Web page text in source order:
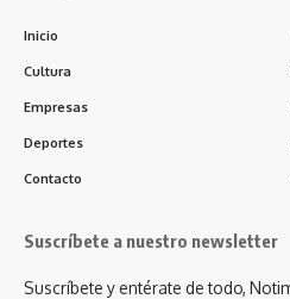
Inicio
Cultura
Empresas
Deportes
Contacto
Suscríbete a nuestro newsletter
Suscríbete y entérate de todo,